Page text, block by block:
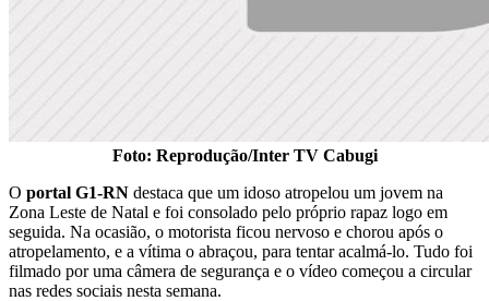
Foto: Reprodução/Inter TV Cabugi
O portal G1-RN destaca que um idoso atropelou um jovem na
Zona Leste de Natal e foi consolado pelo próprio rapaz logo em
seguida. Na ocasião, o motorista ficou nervoso e chorou após o
atropelamento, e a vítima o abraçou, para tentar acalmá-lo. Tudo foi
filmado por uma câmera de segurança e o vídeo começou a circular
nas redes sociais nesta semana.